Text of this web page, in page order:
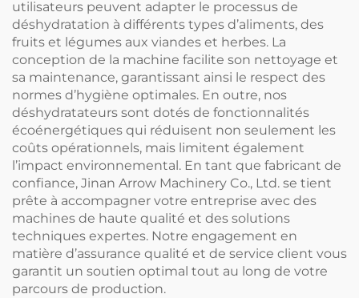
utilisateurs peuvent adapter le processus de
déshydratation à différents types d’aliments, des
fruits et légumes aux viandes et herbes. La
conception de la machine facilite son nettoyage et
sa maintenance, garantissant ainsi le respect des
normes d’hygiène optimales. En outre, nos
déshydratateurs sont dotés de fonctionnalités
écoénergétiques qui réduisent non seulement les
coûts opérationnels, mais limitent également
l’impact environnemental. En tant que fabricant de
confiance, Jinan Arrow Machinery Co., Ltd. se tient
prête à accompagner votre entreprise avec des
machines de haute qualité et des solutions
techniques expertes. Notre engagement en
matière d’assurance qualité et de service client vous
garantit un soutien optimal tout au long de votre
parcours de production.